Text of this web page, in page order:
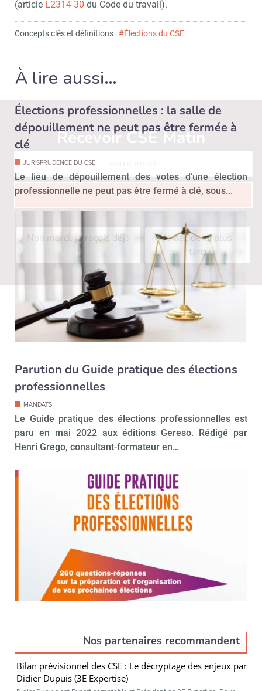
(article L2314-30 du Code du travail).
Concepts clés et définitions :#Élections du CSE
À lire aussi…
Élections professionnelles : la salle de
dépouillement ne peut pas être fermée à
clé
JURISPRUDENCE DU CSE
Le lieu de dépouillement des votes d’une élection
professionnelle ne peut pas être fermé à clé, sous...
Parution du Guide pratique des élections
professionnelles
MANDATS
Le Guide pratique des élections professionnelles est
paru en mai 2022 aux éditions Gereso. Rédigé par
Henri Grego, consultant-formateur en…
Nos partenaires recommandent
Bilan prévisionnel des CSE : Le décryptage des enjeux par
Didier Dupuis (3E Expertise)
Recevoir CSE Matin Abonnez-
Valider
Non merci, je reçois déjà
!
Je déciderai plus
tard